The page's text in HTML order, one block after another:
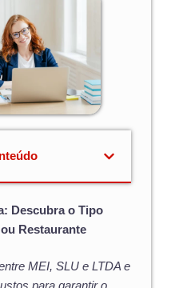
Descubra o Tipo
Restaurante
MEI, SLU e LTDA e